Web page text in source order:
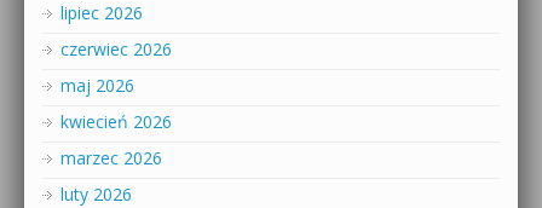
lipiec 2026
czerwiec 2026
maj 2026
kwiecień 2026
marzec 2026
luty 2026